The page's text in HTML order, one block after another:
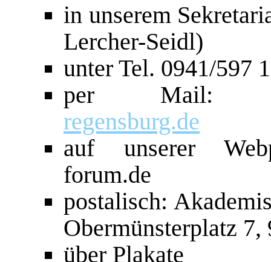
in unserem
Lercher-Seidl)
unter Tel. 0941/597
per
regensburg.de
auf unserer
forum.de
postalisch:
Obermünsterplatz 7,
über Plakate